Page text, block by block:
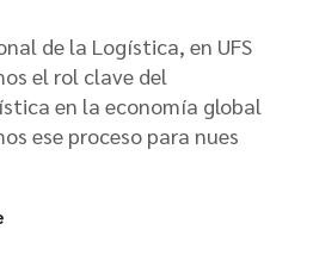
de la Logística, en UFS
el rol clave del
en la economía global
ese proceso para nues